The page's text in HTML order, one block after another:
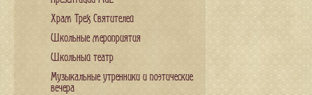
Храм Трех Святителей
Школьные мероприятия
Школьный театр
Музыкальные утренники и поэтические
вечера